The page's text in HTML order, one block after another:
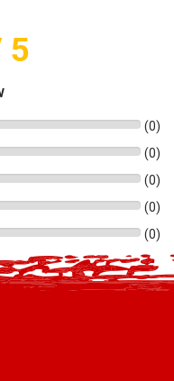
5
(0)
(0)
(0)
(0)
(0)